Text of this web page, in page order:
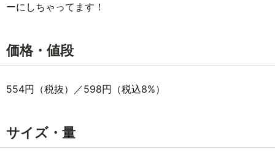
ーにしちゃってます！
価格・値段
554円（税抜）／598円（税込8%）
サイズ・量